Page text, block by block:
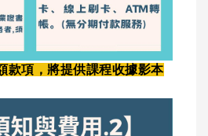
款項，將提供課程收據影本